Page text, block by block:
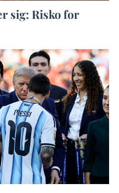
sig: Risko for